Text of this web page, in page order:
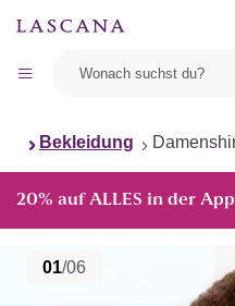
Bekleidung
20% auf ALLES in der App
01/06